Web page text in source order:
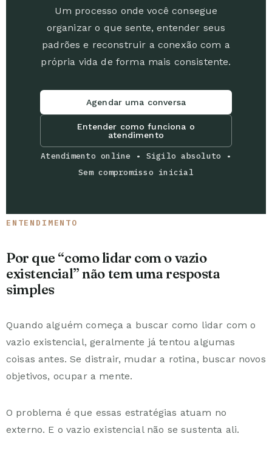
Um processo onde você consegue
organizar o que sente, entender seus
padrões e reconstruir a conexão com a
própria vida de forma mais consistente.
Agendar uma conversa
Entender como funciona o
atendimento
Atendimento online • Sigilo absoluto •
Sem compromisso inicial
ENTENDIMENTO
Por que “como lidar com o vazio
existencial” não tem uma resposta
simples
Quando alguém começa a buscar como lidar com o
vazio existencial, geralmente já tentou algumas
coisas antes. Se distrair, mudar a rotina, buscar novos
objetivos, ocupar a mente.
O problema é que essas estratégias atuam no
externo. E o vazio existencial não se sustenta ali.